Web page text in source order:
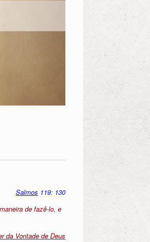
Salmos 119: 130
de fazê-lo, e
da Vontade de Deus